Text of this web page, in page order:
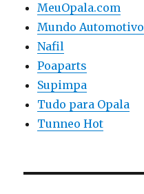
MeuOpala.com
Mundo Automotivo
Nafil
Poaparts
Supimpa
Tudo para Opala
Tunneo Hot